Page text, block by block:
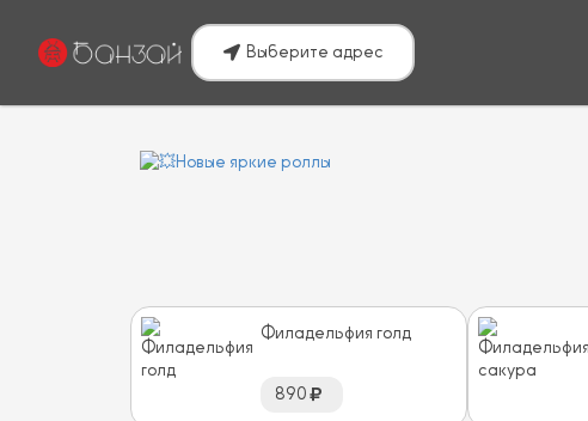
Выберите адрес
Филадельфия голд
890